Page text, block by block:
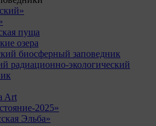
пуща
озера
биосферный заповедник
радиационно-экологический
Art
2025»
Эльба»